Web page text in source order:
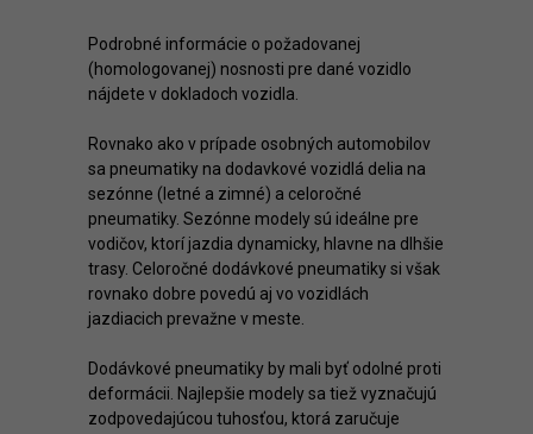
Podrobné informácie o požadovanej
(homologovanej) nosnosti pre dané vozidlo
nájdete v dokladoch vozidla.
Rovnako ako v prípade osobných automobilov
sa pneumatiky na dodavkové vozidlá delia na
sezónne (letné a zimné) a celoročné
pneumatiky. Sezónne modely sú ideálne pre
vodičov, ktorí jazdia dynamicky, hlavne na dlhšie
trasy. Celoročné dodávkové pneumatiky si však
rovnako dobre povedú aj vo vozidlách
jazdiacich prevažne v meste.
Dodávkové pneumatiky by mali byť odolné proti
deformácii. Najlepšie modely sa tiež vyznačujú
zodpovedajúcou tuhosťou, ktorá zaručuje